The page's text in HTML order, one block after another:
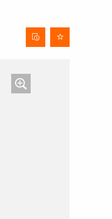
Behangdatenblatt